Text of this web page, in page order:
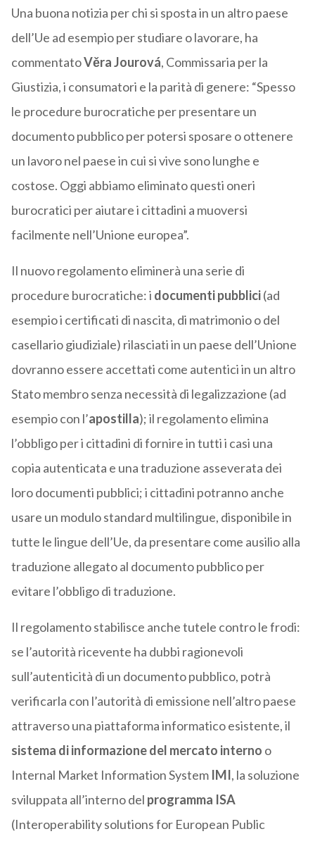
Una buona notizia per chi si sposta in un altro paese
dell’Ue ad esempio per studiare o lavorare, ha
commentatoVěra Jourová, Commissaria per la
Giustizia, i consumatori e la parità di genere: “Spesso
le procedure burocratiche per presentare un
documento pubblico per potersi sposare o ottenere
un lavoro nel paese in cui si vive sono lunghe e
costose. Oggi abbiamo eliminato questi oneri
burocratici per aiutare i cittadini a muoversi
facilmente nell’Unione europea”.
Il nuovo regolamento eliminerà una serie di
procedure burocratiche: i documenti pubblici(ad
esempio i certificati di nascita, di matrimonio o del
casellario giudiziale) rilasciati in un paese dell’Unione
dovranno essere accettati come autentici in un altro
Stato membro senza necessità di legalizzazione (ad
esempio con l’apostilla); il regolamento elimina
l’obbligo per i cittadini di fornire in tutti i casi una
copia autenticata e una traduzione asseverata dei
loro documenti pubblici; i cittadini potranno anche
usare un modulo standard multilingue, disponibile in
tutte le lingue dell’Ue, da presentare come ausilio alla
traduzione allegato al documento pubblico per
evitare l’obbligo di traduzione.
Il regolamento stabilisce anche tutele contro le frodi:
se l’autorità ricevente ha dubbi ragionevoli
sull’autenticità di un documento pubblico, potrà
verificarla con l’autorità di emissione nell’altro paese
attraverso una piattaforma informatico esistente, il
sistema di informazione del mercato interno o
Internal Market Information SystemIMI, la soluzione
sviluppata all’interno del programma ISA
(Interoperability solutions for European Public